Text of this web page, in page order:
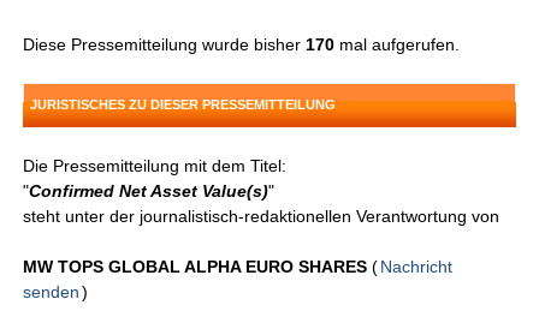
Diese Pressemitteilung wurde bisher 170 mal aufgerufen.
JURISTISCHES ZU DIESER PRESSEMITTEILUNG
Die Pressemitteilung mit dem Titel:
"Confirmed Net Asset Value(s)"
steht unter der journalistisch-redaktionellen Verantwortung von
MW TOPS GLOBAL ALPHA EURO SHARES(Nachricht
senden )